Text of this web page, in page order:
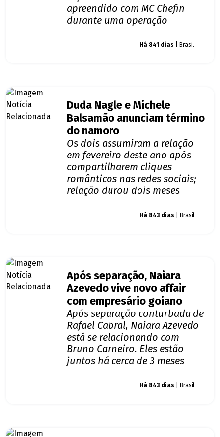
apreendido com MC Chefin
durante uma operação
Há 841 dias | Brasil
Duda Nagle e Michele
Balsamão anunciam término
do namoro
Os dois assumiram a relação
em fevereiro deste ano após
compartilharem cliques
românticos nas redes sociais;
relação durou dois meses
Há 843 dias | Brasil
Após separação, Naiara
Azevedo vive novo affair
com empresário goiano
Após separação conturbada de
Rafael Cabral, Naiara Azevedo
está se relacionando com
Bruno Carneiro. Eles estão
juntos há cerca de 3 meses
Há 843 dias | Brasil